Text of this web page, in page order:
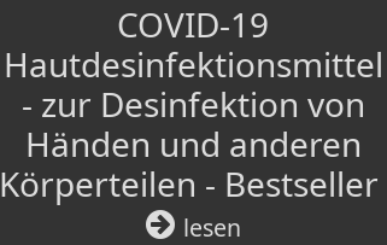
COVID-19
Hautdesinfektionsmittel
- zur Desinfektion von
Händen und anderen
Körperteilen - Bestseller
lesen